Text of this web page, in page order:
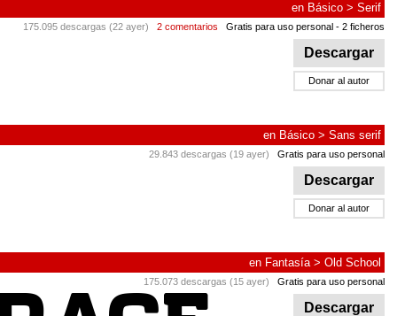
en Básico > Serif
175.095 descargas (22 ayer) 2 comentarios Gratis para uso personal - 2 ficheros
Descargar
Donar al autor
en Básico > Sans serif
29.843 descargas (19 ayer) Gratis para uso personal
Descargar
Donar al autor
en Fantasía> Old School
175.073 descargas (15 ayer) Gratis para uso personal
Descargar